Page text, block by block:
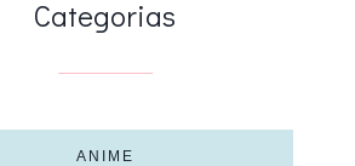
Categorias
ANIME